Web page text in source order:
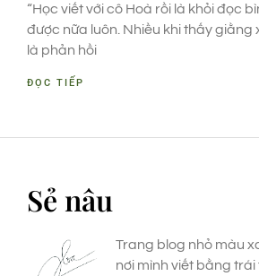
“Học viết với cô Hoà rồi là khỏi đọc
được nữa luôn. Nhiều khi thấy giằng
là phản hồi
ĐỌC TIẾP
Sẻ nâu
Trang blog nhỏ màu
nơi mình viết bằng trái